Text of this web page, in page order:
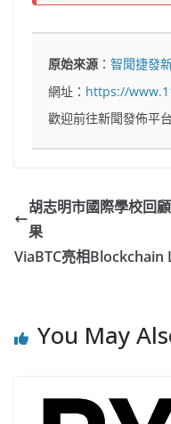
原始來源 ：智聞捷發
網址： https://
歡迎前往新聞發佈平
胡志明市國際學校回
果
ViaBTC亮相Blockchain
You May